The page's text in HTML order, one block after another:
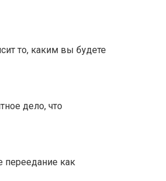
то, каким вы будете
дело, что
переедание как